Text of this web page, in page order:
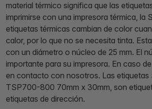
material térmico significa que las
imprimirse con una impresora térmica, la
etiquetas térmicas cambian de color
calor, por lo que no se necesita tinta.
con un diámetro o núcleo de 25 mm. El
importante para su impresora. En caso
en contacto con nosotros. Las etiquetas
TSP700-800 70mm x 30mm, son
etiquetas de dirección.